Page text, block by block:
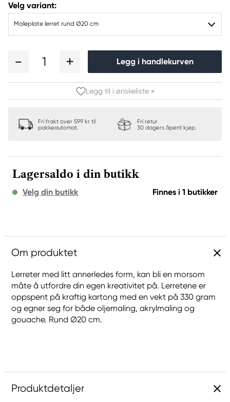
Velg variant:
Maleplate lerret rund Ø20 cm
1 Legg i handlekurven
Legg til i ønskeliste »
Fri frakt over 599 kr til
pakkeautomat.
Fri retur
30 dagers åpent kjøp.
Lagersaldo i din butikk
Velg din butikk Finnes i 1 butikker
Om produktet
Lerreter med litt annerledes form, kan bli en morsom
måte å utfordre din egen kreativitet på. Lerretene er
oppspent på kraftig kartong med en vekt på 330 gram
og egner seg for både oljemaling, akrylmaling og
gouache. Rund Ø20 cm.
Produktdetaljer